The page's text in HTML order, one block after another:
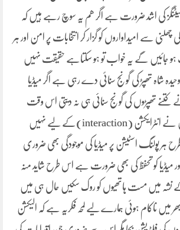
کی اشد ضرورت ہے اگر ھم یہ سوچ رہے ہیں کہ
سے امیداواروں کو گزار کر انتخابات پر امن اور ہر
ہو جائیں گے یہ خواب تو ہو سکتاہے حقیقت نہیں
شاہ تھپڑ کی گونج سنائی دے رہی ہے اگر میڈیا
کتنے تھپڑوں کی گونج سنائی ہی نہ دیتی اس وقت
میڈیا کو بھی الیکشن کمیشن نے انٹرایکشن (interaction)کے لیے نہیں
طرح ہر پولنگ اسٹیشن پر میڈیا کی موجودگی بھی ضروری
میڈیا کو تحفظ کی بھی ضرورت ہے اس طرح شاید منہ
نشہ میں مست ہاتھیوں کو روک سکیں حال ہی میں
میں ناکام ہوئی ہمارے لیے لمحہ فکریہ ہے کہ الیکشن